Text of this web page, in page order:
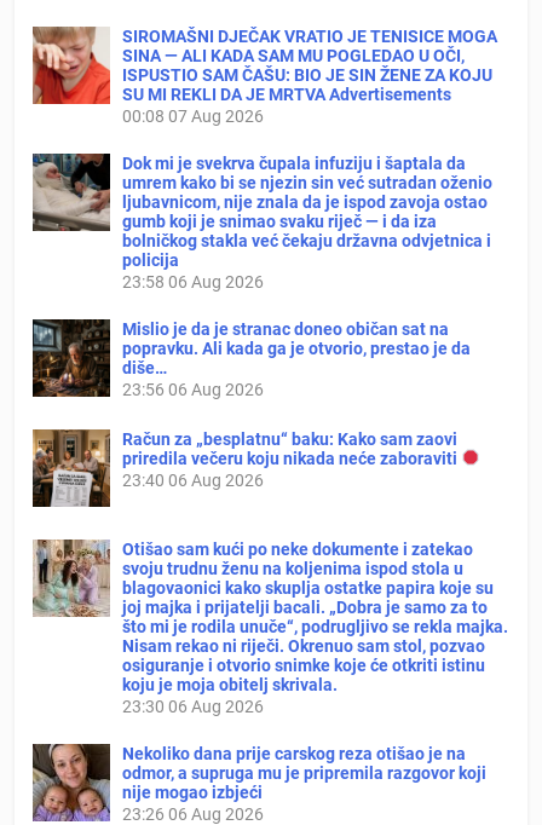
SIROMAŠNI DJEČAK VRATIO JE TENISICE MOGA
SINA — ALI KADA SAM MU POGLEDAO U OČI,
ISPUSTIO SAM ČAŠU: BIO JE SIN ŽENE ZA KOJU
SU MI REKLI DA JE MRTVA Advertisements
00:08 07 Aug 2026
Dok mi je svekrva čupala infuziju i šaptala da
umrem kako bi se njezin sin već sutradan oženio
ljubavnicom, nije znala da je ispod zavoja ostao
gumb koji je snimao svaku riječ — i da iza
bolničkog stakla već čekaju državna odvjetnica i
policija
23:58 06 Aug 2026
Mislio je da je stranac doneo običan sat na
popravku. Ali kada ga je otvorio, prestao je da
diše…
23:56 06 Aug 2026
Račun za „besplatnu“ baku: Kako sam zaovi
priredila večeru koju nikada neće zaboraviti
23:40 06 Aug 2026
Otišao sam kući po neke dokumente i zatekao
svoju trudnu ženu na koljenima ispod stola u
blagovaonici kako skuplja ostatke papira koje su
joj majka i prijatelji bacali. „Dobra je samo za to
što mi je rodila unuče“, podrugljivo se rekla majka.
Nisam rekao ni riječi. Okrenuo sam stol, pozvao
osiguranje i otvorio snimke koje će otkriti istinu
koju je moja obitelj skrivala.
23:30 06 Aug 2026
Nekoliko dana prije carskog reza otišao je na
odmor, a supruga mu je pripremila razgovor koji
nije mogao izbjeći
23:26 06 Aug 2026